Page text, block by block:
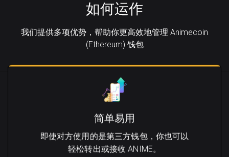
如何运作
我们提供多项优势，帮助你更高效地管理 Animecoin
(Ethereum) 钱包
简单易用
即使对方使用的是第三方钱包，你也可以
轻松转出或接收 ANIME。